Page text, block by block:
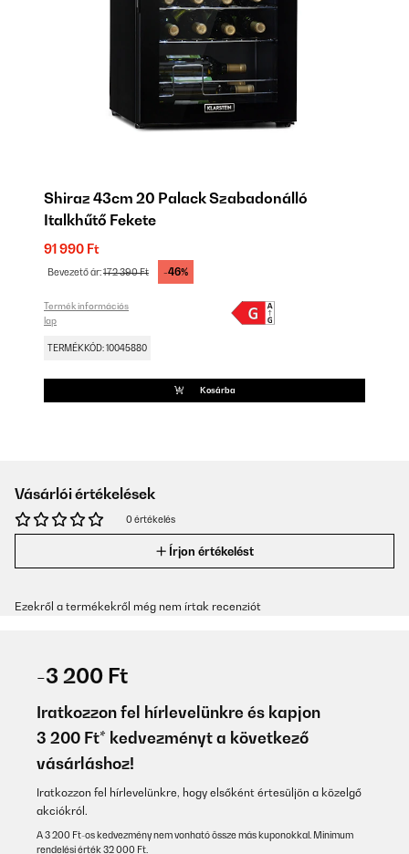
Shiraz 43cm 20 Palack Szabadonálló
Italkhűtő Fekete
91 990 Ft
Bevezető ár:172 390 Ft -46%
Termék információs
lap
TERMÉKKÓD: 10045880
Kosárba
Vásárlói értékelések
0 értékelés
Írjon értékelést
Ezekről a termékekről még nem írtak recenziót
-3 200 Ft
Iratkozzon fel hírlevelünkre és kapjon
3 200 Ft* kedvezményt a következő
vásárláshoz!
Iratkozzon fel hírlevelünkre, hogy elsőként értesüljön a közelgő
akciókról.
A 3 200 Ft-os kedvezmény nem vonható össze más kuponokkal. Minimum
rendelési érték 32 000 Ft.